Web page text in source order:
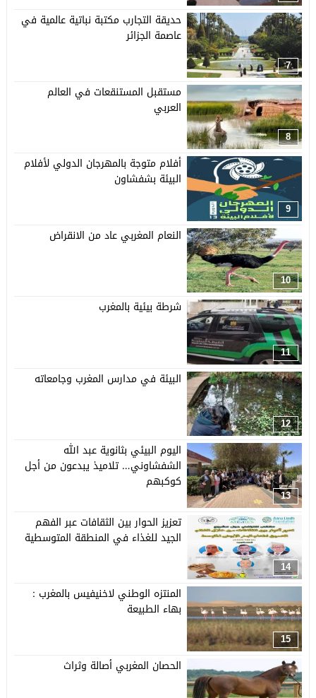
7
حديقة التجارب مكتبة نباتية عالمية في
عاصمة الجزائر
8
مستقبل المستنقعات في العالم
العربي
9
أفلام متوجة بالمهرجان الدولي لأفلام
البيئة بشفشاون
10
النعام المغربي عاد من الانقراض
11
شرطة بيئية بالمغرب
12
البيئة في مدارس المغرب وجامعاته
13
اليوم البيئي بثانوية عبد الله
الشفشاوني… تلاميذ يبدعون من أجل
كوكبهم
14
تعزيز الحوار بين الثقافات عبر الفهم
الجيد للغذاء في المنطقة المتوسطية
15
المنتزه الوطني لاخنيفيس بالمغرب :
بهاء الطبيعة
الحصان المغربي أصالة وثراث